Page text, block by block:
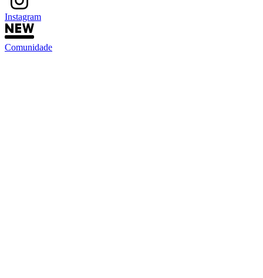
Instagram
Comunidade